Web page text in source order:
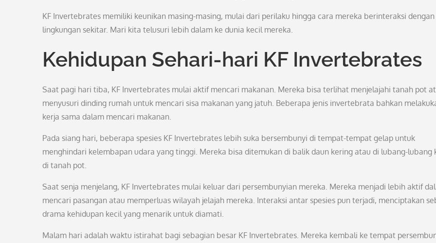
KF Invertebrates memiliki keunikan masing-masing, mulai dari perilaku hingga cara mereka berinteraksi dengan
lingkungan sekitar. Mari kita telusuri lebih dalam ke dunia kecil mereka.
Kehidupan Sehari-hari KF Invertebrates
Saat pagi hari tiba, KF Invertebrates mulai aktif mencari makanan. Mereka bisa terlihat menjelajahi tanah pot
menyusuri dinding rumah untuk mencari sisa makanan yang jatuh. Beberapa jenis invertebrata bahkan
kerja sama dalam mencari makanan.
Pada siang hari, beberapa spesies KF Invertebrates lebih suka bersembunyi di tempat-tempat gelap untuk
menghindari kelembapan udara yang tinggi. Mereka bisa ditemukan di balik daun kering atau di lubang-lubang
di tanah pot.
Saat senja menjelang, KF Invertebrates mulai keluar dari persembunyian mereka. Mereka menjadi lebih aktif
mencari pasangan atau memperluas wilayah jelajah mereka. Interaksi antar spesies pun terjadi, menciptakan
drama kehidupan kecil yang menarik untuk diamati.
Malam hari adalah waktu istirahat bagi sebagian besar KF Invertebrates. Mereka kembali ke tempat